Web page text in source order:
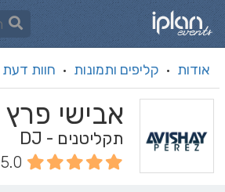
אודות · קליפים ותמונות · חוות דעת
אבישי פרץ
תקליטנים - DJ
5.0